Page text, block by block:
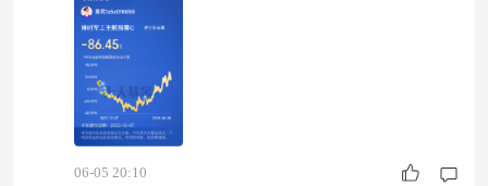
06-05 20:10